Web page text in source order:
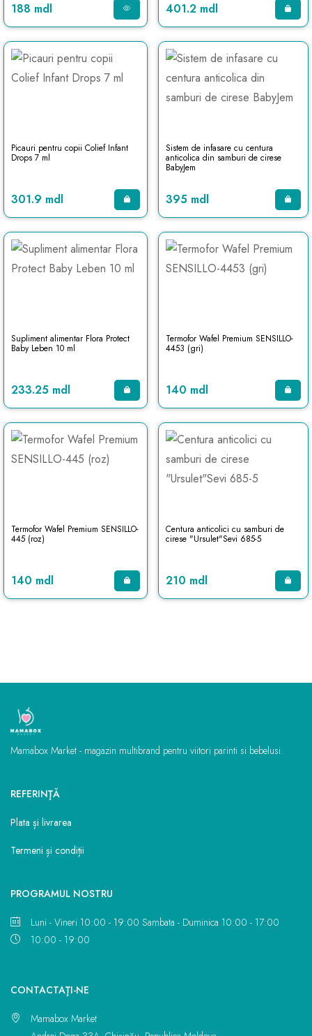
188 mdl 401.2 mdl
Picauri pentru copii Colief Infant
Drops 7 ml
301.9 mdl
Sistem de infasare cu centura
anticolica din samburi de cirese
BabyJem
395 mdl
Supliment alimentar Flora Protect
Baby Leben 10 ml
233.25 mdl
Termofor Wafel Premium SENSILLO-
4453 (gri)
140 mdl
Termofor Wafel Premium SENSILLO-
445 (roz)
140 mdl
Centura anticolici cu samburi de
cirese "Ursulet"Sevi 685-5
210 mdl
Mamabox Market - magazin multibrand pentru viitori parinti si bebelusi.
REFERINŢĂ
Plata și livrarea
Termeni și condiții
PROGRAMUL NOSTRU
Luni - Vineri 10:00 - 19:00 Sambata - Duminica 10:00 - 17:00
10:00 - 19:00
CONTACTAŢI-NE
Mamabox Market